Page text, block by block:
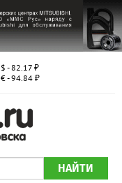
$ - 82.17 ₽
€ - 94.84 ₽
НАЙТИ